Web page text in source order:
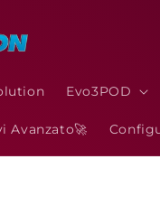
Evo3POD
Avanzato🚀